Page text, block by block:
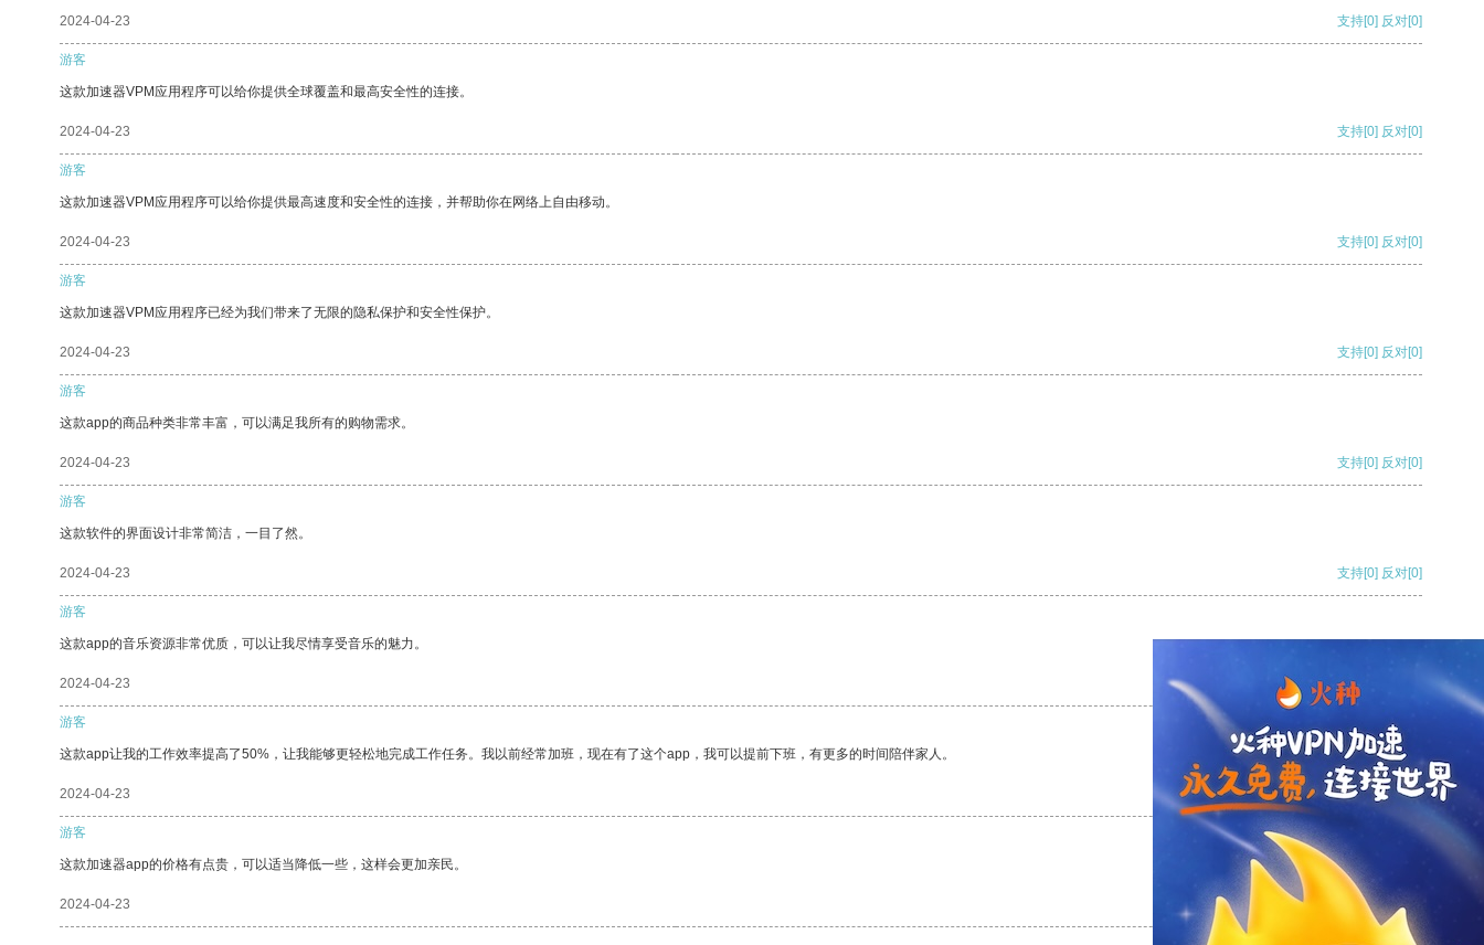
2024-04-23 支持[0] 反对[0]
游客
这款加速器VPM应用程序可以给你提供全球覆盖和最高安全性的连接。
2024-04-23 支持[0] 反对[0]
游客
这款加速器VPM应用程序可以给你提供最高速度和安全性的连接，并帮助你在网络上自由移动。
2024-04-23 支持[0] 反对[0]
游客
这款加速器VPM应用程序已经为我们带来了无限的隐私保护和安全性保护。
2024-04-23 支持[0] 反对[0]
游客
这款app的商品种类非常丰富，可以满足我所有的购物需求。
2024-04-23 支持[0] 反对[0]
游客
这款软件的界面设计非常简洁，一目了然。
2024-04-23 支持[0] 反对[0]
游客
这款app的音乐资源非常优质，可以让我尽情享受音乐的魅力。
2024-04-23 支持
游客
这款app让我的工作效率提高了50%，让我能够更轻松地完成工作任务。我以前经常加班，现在有了这个app，我可以提前下班，有更多的时间陪伴家人。
2024-04-23 支持[0] 反对[0]
游客
这款加速器app的价格有点贵，可以适当降低一些，这样会更加亲民。
2024-04-23 支持[0] 反对[0]